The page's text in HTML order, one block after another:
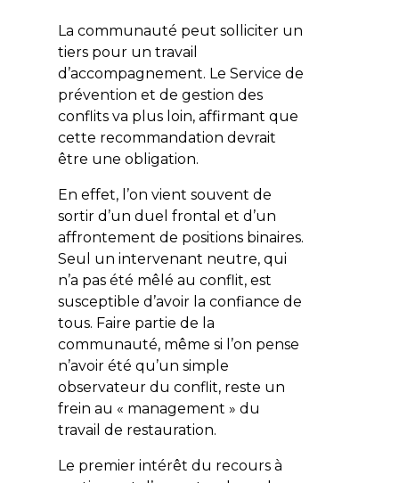
La communauté peut solliciter un
tiers pour un travail
d’accompagnement. Le Service de
prévention et de gestion des
conflits va plus loin, affirmant que
cette recommandation devrait
être une obligation.
En effet, l’on vient souvent de
sortir d’un duel frontal et d’un
affrontement de positions binaires.
Seul un intervenant neutre, qui
n’a pas été mêlé au conflit, est
susceptible d’avoir la confiance de
tous. Faire partie de la
communauté, même si l’on pense
n’avoir été qu’un simple
observateur du conflit, reste un
frein au « management » du
travail de restauration.
Le premier intérêt du recours à